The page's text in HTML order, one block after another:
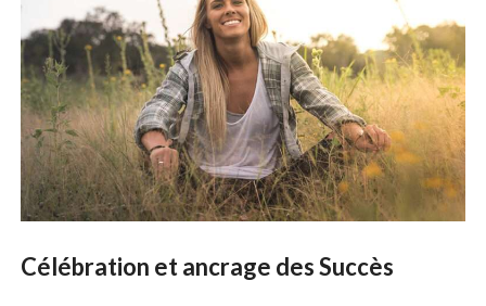
Célébration et ancrage des Succès